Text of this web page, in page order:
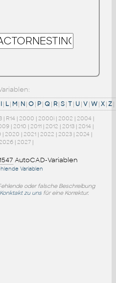
I| L| M| N|O| P|Q| R|S|T| U|V|W|X|Z|
| R14 | 2000 | 2000i | 2002 | 2004 |
| 2010 | 2011| 2012 | 2013| 2014|
| 2020 | 2021| 2022 | 2023| 2024|
2026| 2027|
AutoCAD-Variablen
Variablen
oder falsche Beschreibung
zu unsfür eine Korrektur.